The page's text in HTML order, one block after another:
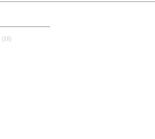
(16)